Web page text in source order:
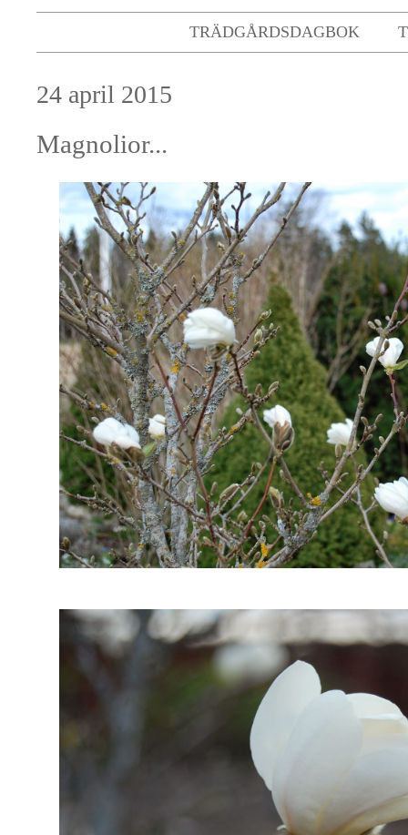
TRÄDGÅRDSDAGBOK
24 april 2015
Magnolior...